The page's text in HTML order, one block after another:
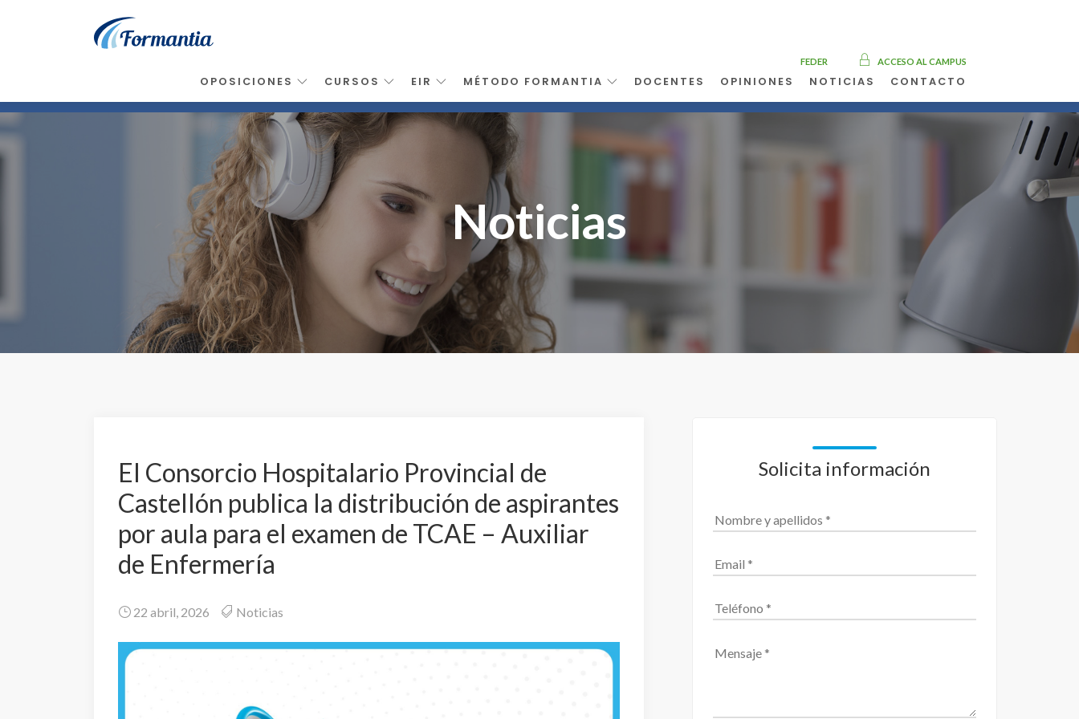
Noticias
El Consorcio Hospitalario Provincial de
Castellón publica la distribución de aspirantes
por aula para el examen de TCAE – Auxiliar
de Enfermería
22 abril, 2026 Noticias
Solicita información
FEDER ACCESO AL CAMPUS
OPOSICIONES CURSOS EIR MÉTODO FORMANTIA DOCENTES OPINIONES NOTICIAS CONTACTO